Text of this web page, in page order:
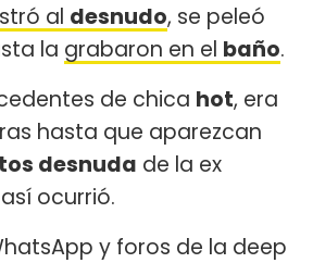
al desnudo, se peleó
la grabaron en el baño.
de chica hot, era
hasta que aparezcan
desnuda de la ex
ocurrió.
y foros de la deep